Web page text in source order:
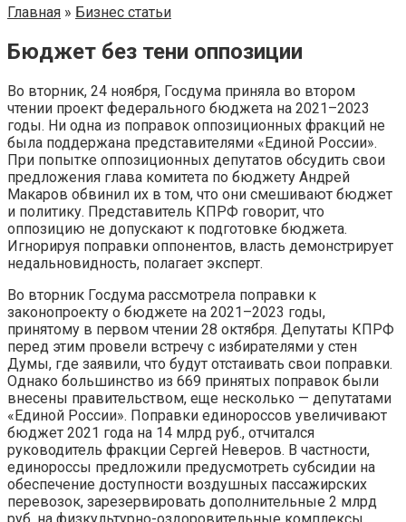
Главная » Бизнес статьи
Бюджет без тени оппозиции
Во вторник, 24 ноября, Госдума приняла во втором
чтении проект федерального бюджета на 2021–2023
годы. Ни одна из поправок оппозиционных фракций не
была поддержана представителями «Единой России».
При попытке оппозиционных депутатов обсудить свои
предложения глава комитета по бюджету Андрей
Макаров обвинил их в том, что они смешивают бюджет
и политику. Представитель КПРФ говорит, что
оппозицию не допускают к подготовке бюджета.
Игнорируя поправки оппонентов, власть демонстрирует
недальновидность, полагает эксперт.
Во вторник Госдума рассмотрела поправки к
законопроекту о бюджете на 2021–2023 годы,
принятому в первом чтении 28 октября. Депутаты КПРФ
перед этим провели встречу с избирателями у стен
Думы, где заявили, что будут отстаивать свои поправки.
Однако большинство из 669 принятых поправок были
внесены правительством, еще несколько — депутатами
«Единой России». Поправки единороссов увеличивают
бюджет 2021 года на 14 млрд руб., отчитался
руководитель фракции Сергей Неверов. В частности,
единороссы предложили предусмотреть субсидии на
обеспечение доступности воздушных пассажирских
перевозок, зарезервировать дополнительные 2 млрд